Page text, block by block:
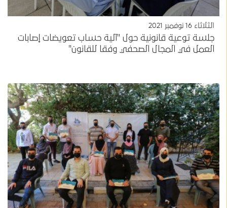
الثلاثاء 16 نوفمبر 2021
جلسة توعية قانونية حول "آلية حساب تعويضات إصابات
العمل في المجال الصحفي وفقا للقانون"